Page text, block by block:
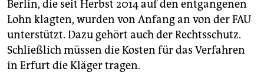
Berlin, die seit Herbst 2014 auf den entgangenen
Lohn klagten, wurden von Anfang an von der FAU
unterstützt. Dazu gehört auch der Rechtsschutz.
Schließlich müssen die Kosten für das Verfahren
in Erfurt die Kläger tragen.